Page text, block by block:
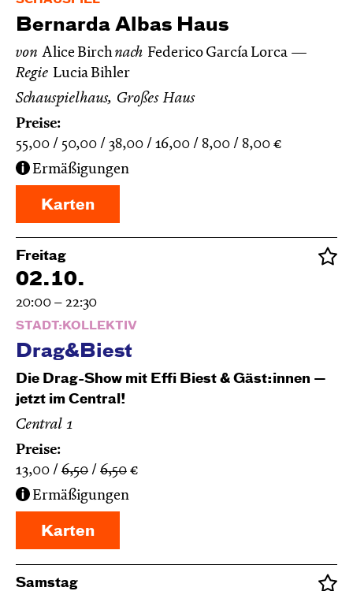
Bernarda Albas Haus
von Alice Birchnach Federico García Lorca
Regie Lucia Bihler
Schauspielhaus, Großes Haus
Preise:
55,00
50,00 38,00 16,00 8,00 8,00 €
Ermäßigungen
Karten
Freitag
02.10.
20:00 – 22:30
STADT:KOLLEKTIV
Drag&Biest
Die Drag-Show mit Effi Biest & Gäst:innen —
jetzt im Central!
Central 1
Preise:
13,00
6,50 6,50 €
Ermäßigungen
Karten
Samstag